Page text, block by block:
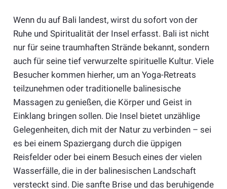
Wenn du auf Bali landest, wirst du sofort von der
Ruhe und Spiritualität der Insel erfasst. Bali ist nicht
nur für seine traumhaften Strände bekannt, sondern
auch für seine tief verwurzelte spirituelle Kultur. Viele
Besucher kommen hierher, um an Yoga-Retreats
teilzunehmen oder traditionelle balinesische
Massagen zu genießen, die Körper und Geist in
Einklang bringen sollen. Die Insel bietet unzählige
Gelegenheiten, dich mit der Natur zu verbinden – sei
es bei einem Spaziergang durch die üppigen
Reisfelder oder bei einem Besuch eines der vielen
Wasserfälle, die in der balinesischen Landschaft
versteckt sind. Die sanfte Brise und das beruhigende